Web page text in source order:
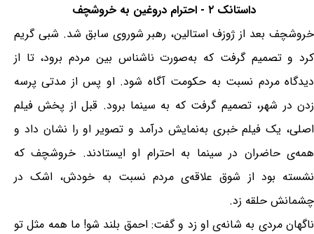
داستانک ۲ - احترام دروغین به خروشچف
خروشچف بعد از ژوزف استالین، رهبر شوروی سابق شد. شبی گریم
کرد و تصمیم گرفت که به‌صورت ناشناس بین مردم برود، تا از
دیدگاه مردم نسبت به حکومت آگاه شود. او پس از مدتی پرسه
زدن در شهر، تصمیم گرفت که به سینما برود. قبل از پخش فیلم
اصلی، یک فیلم خبری به‌نمایش درآمد و تصویر او را نشان داد و
همه‌ی حاضران در سینما به احترام او ایستادند. خروشچف که
نشسته بود از شوق علاقه‌ی مردم نسبت به خودش، اشک در
چشمانش حلقه زد.
ناگهان مردی به شانه‌ی او زد و گفت: احمق بلند شو! ما همه مثل تو